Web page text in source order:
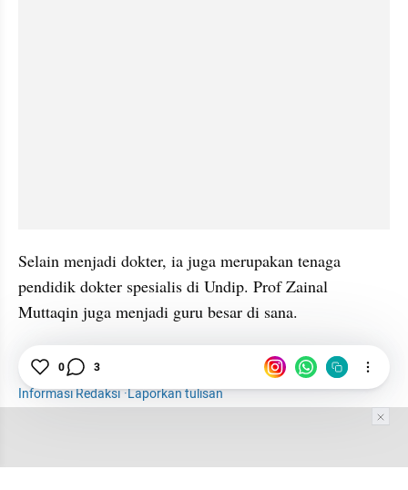
Selain menjadi dokter, ia juga merupakan tenaga
pendidik dokter spesialis di Undip. Prof Zainal
Muttaqin juga menjadi guru besar di sana.
Profil
dr Zainal Muttaqin
Informasi Redaksi·Laporkan tulisan
0 3